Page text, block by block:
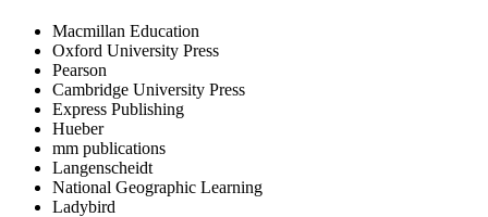
Macmillan Education
Oxford University Press
Pearson
Cambridge University Press
Express Publishing
Hueber
mm publications
Langenscheidt
National Geographic Learning
Ladybird